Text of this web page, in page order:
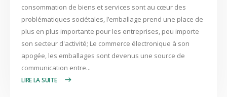
consommation de biens et services sont au cœur des
problématiques sociétales, l’emballage prend une place de
plus en plus importante pour les entreprises, peu importe
son secteur d'activité; Le commerce électronique à son
apogée, les emballages sont devenus une source de
communication entre...